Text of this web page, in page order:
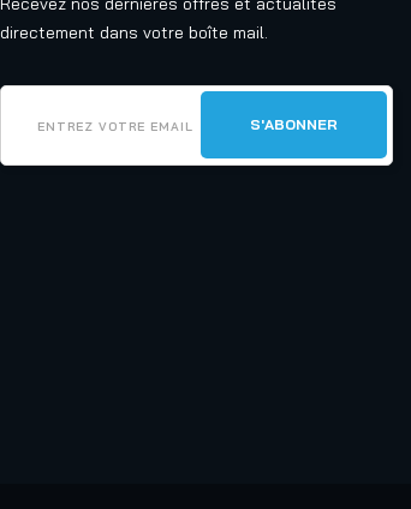
directement dans votre boîte mail.